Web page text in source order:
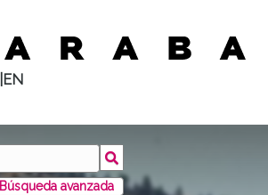
EN
Búsqueda avanzada